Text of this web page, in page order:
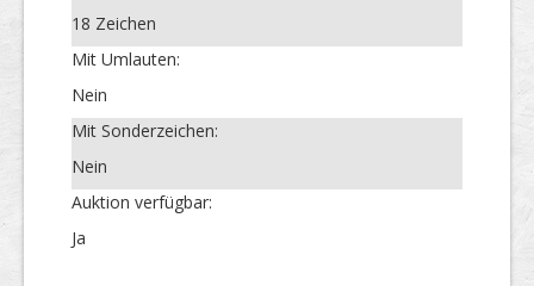
18 Zeichen
Mit Umlauten:
Nein
Mit Sonderzeichen:
Nein
Auktion verfügbar:
Ja